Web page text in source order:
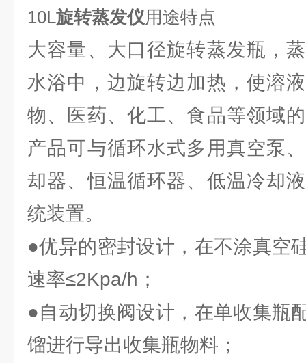
10L旋转蒸发仪用途特点
大容量、大口径旋转蒸发瓶，
水浴中，边旋转边加热，使溶
物、医药、化工、食品等领域
产品可与循环水式多用真空泵
却器、恒温循环器、低温冷却
统装置。
●优异的密封设计，在不涂真空
速率≤2Kpa/h；
●自动切换阀设计，在单收集瓶
馏进行导出收集瓶物料；